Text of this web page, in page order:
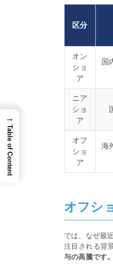
区分
オン
ショ
ア
国
ニア
ショ
ア
オフ
ショ
ア
海
オフシ
では、なぜ最
注目される背
与の高騰です
→
Table of Content